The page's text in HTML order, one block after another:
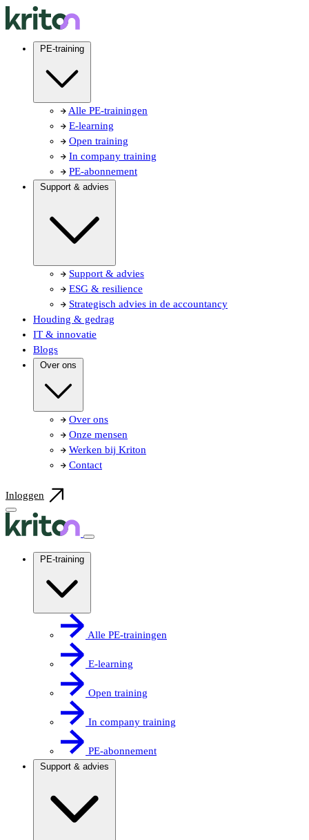
PE-training
Alle PE-trainingen
E-learning
Open training
In company training
PE-abonnement
Support & advies
Support & advies
ESG & resilience
Strategisch advies in de accountancy
Houding & gedrag
IT & innovatie
Blogs
Over ons
Over ons
Onze mensen
Werken bij Kriton
Contact
Inloggen
PE-training
Alle PE-trainingen
E-learning
Open training
In company training
PE-abonnement
Support & advies